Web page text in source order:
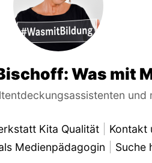
Was mit
und
Kita Qualität
Kontakt
Medienpädagogin
Suche